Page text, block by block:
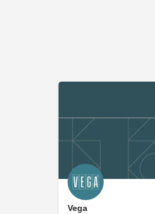
Vega